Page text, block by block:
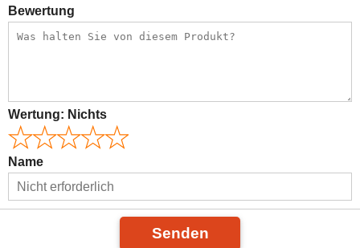
Bewertung
Wertung: Nichts
Name
Senden